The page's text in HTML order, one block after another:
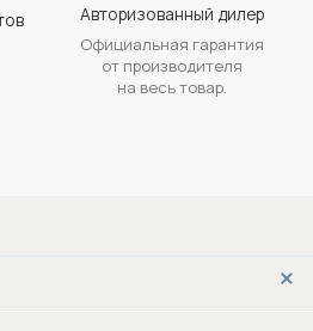
Авторизованный дилер
Официальная гарантия
от производителя
на весь товар.